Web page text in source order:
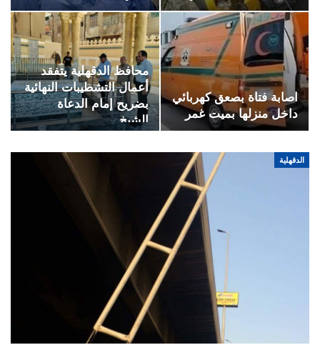
اصابة فتاة بصعق كهربائي
داخل منزلها بميت غمر
محافظ الدقهلية يتفقد
أعمال التشطيبات النهائية
بضريح إمام الدعاة
الشيخ…
الدقهلية